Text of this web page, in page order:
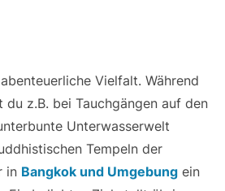
Vielfalt. Während
du z.B. bei Tauchgängen auf den
Unterwasserwelt
Tempeln der
in Bangkok und Umgebungein